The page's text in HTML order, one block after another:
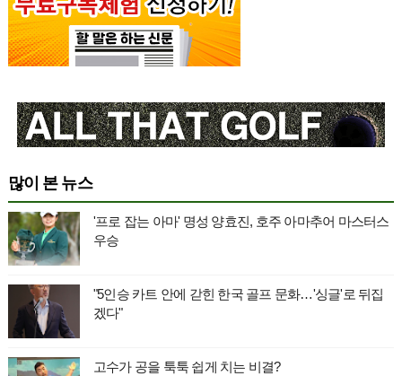
많이 본 뉴스
'프로 잡는 아마' 명성 양효진, 호주 아마추어 마스터스
우승
"5인승 카트 안에 갇힌 한국 골프 문화…'싱글'로 뒤집
겠다"
고수가 공을 툭툭 쉽게 치는 비결?